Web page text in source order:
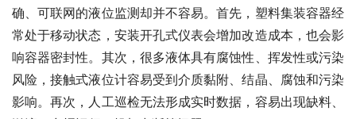
确、可联网的液位监测却并不容易。首先，塑料集装容器经
常处于移动状态，安装开孔式仪表会增加改造成本，也会影
响容器密封性。其次，很多液体具有腐蚀性、挥发性或污染
风险，接触式液位计容易受到介质黏附、结晶、腐蚀和污染
影响。再次，人工巡检无法形成实时数据，容易出现缺料、